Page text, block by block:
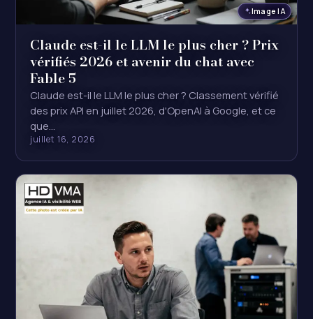
Image IA
Claude est-il le LLM le plus cher ? Prix
vérifiés 2026 et avenir du chat avec
Fable 5
Claude est-il le LLM le plus cher ? Classement vérifié
des prix API en juillet 2026, d'OpenAI à Google, et ce
que…
juillet 16, 2026